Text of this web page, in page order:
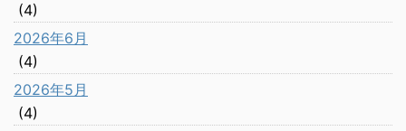
(4)
2026年6月
(4)
2026年5月
(4)